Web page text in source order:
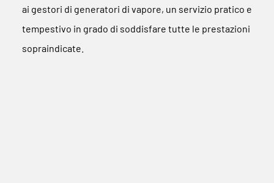
ai gestori di generatori di vapore, un servizio pratico e
tempestivo in grado di soddisfare tutte le prestazioni
sopraindicate.